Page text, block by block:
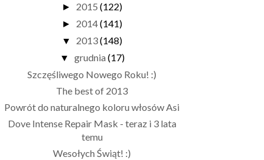
► 2015 (122)
► 2014(141)
▼ 2013(148)
▼ grudnia (17)
Szczęśliwego Nowego Roku! :)
The best of 2013
Powrót do naturalnego koloru włosów Asi
Dove Intense Repair Mask - teraz i 3 lata
temu
Wesołych Świąt! :)